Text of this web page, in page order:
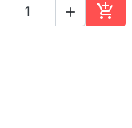
 